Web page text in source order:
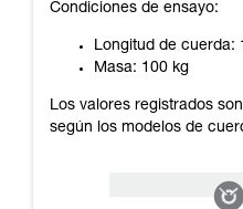
Condiciones de ensayo:
Longitud de cuerda:
Masa: 100 kg
Los valores registrados
según los modelos de